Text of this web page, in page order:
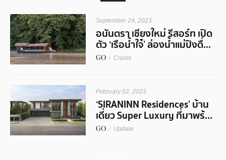
September 24, 2023
อนันตรา เชียงใหม่ รีสอร์ท เปิด
ตัว ‘เรือน้ำใจ๋’ ล่องน้ำแม่ปิงดื่...
GO / Cruise
February 02, 2023
‘SIRANINN Residences’ บ้าน
เดี่ยว Super Luxury ที่มาพร้...
GO / Update